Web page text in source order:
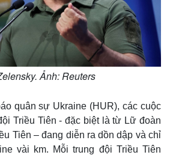
Video
Ảnh
E-Magazine
Infographic
Ảnh: Reuters
quân sự Ukraine (HUR), các cuộc
Triều Tiên - đặc biệt là từ Lữ đoàn
Tiên – đang diễn ra dồn dập và chỉ
vài km. Mỗi trung đội Triều Tiên